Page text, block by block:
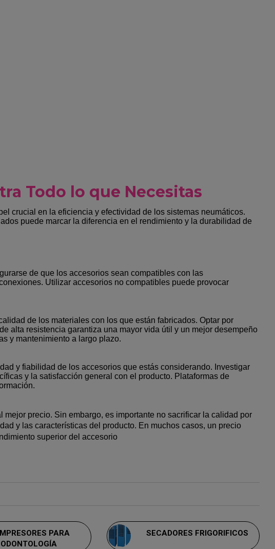
Todo lo que Necesitas
crucial en la eficiencia y efectividad de los sistemas neumáticos.
puede marcar la diferencia en el rendimiento y la durabilidad de
de que los accesorios sean compatibles con las
Utilizar accesorios no compatibles puede provocar
de los materiales con los que están fabricados. Optar por
alta resistencia garantiza una mayor vida útil y un mejor desempeño
y mantenimiento a largo plazo.
y fiabilidad de los accesorios que estás considerando. Investigar
y la satisfacción general con el producto. Plataformas de
precio. Sin embargo, es importante no sacrificar la calidad por
y las características del producto. En muchos casos, un precio
superior del accesorio
PARA
ODONTOLOGÍA
SECADORES FRIGORIFICOS